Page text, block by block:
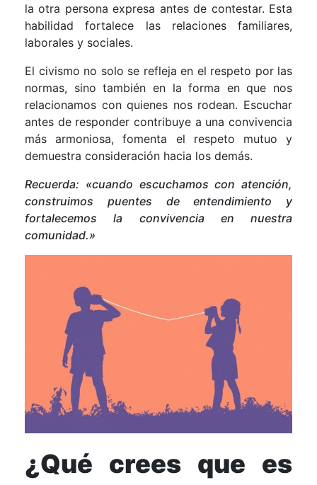
la otra persona expresa antes de contestar. Esta
habilidad fortalece las relaciones familiares,
laborales y sociales.
El civismo no solo se refleja en el respeto por las
normas, sino también en la forma en que nos
relacionamos con quienes nos rodean. Escuchar
antes de responder contribuye a una convivencia
más armoniosa, fomenta el respeto mutuo y
demuestra consideración hacia los demás.
Recuerda: «cuando escuchamos con atención,
construimos puentes de entendimiento y
fortalecemos la convivencia en nuestra
comunidad.»
¿Qué crees que es